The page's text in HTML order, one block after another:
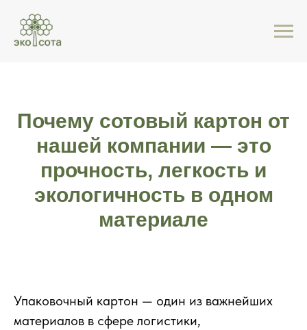
Почему сотовый картон от
нашей компании — это
прочность, легкость и
экологичность в одном
материале
Упаковочный картон — один из важнейших
материалов в сфере логистики,